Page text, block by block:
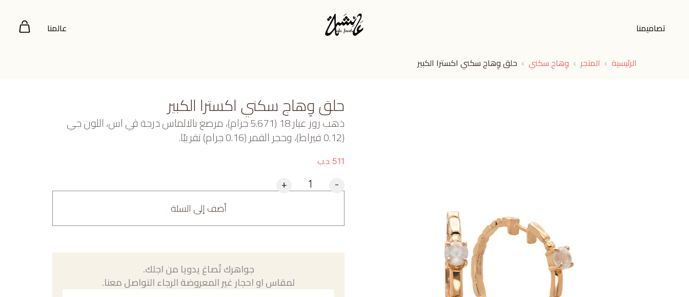
تصاميمنا عالمنا
الرئيسية المتجر وِهاج سكني حلق وِهاج سكني اكسترا الكبير
حلق وِهاج سكني اكسترا الكبير
ذهب روز عيار 18 (5.671 جرام)، مرصع بالالماس درجة ڤي اس، اللون جي
(0.12 قيراط)، وحجر القمر (0.16 جرام) تقريبًا.
511 د.ب
-
+
أضف إلى السلة
جواهرك تُصاغ يدويا من اجلك.
لمقاس او احجار غير المعروضة الرجاء التواصل معنا.